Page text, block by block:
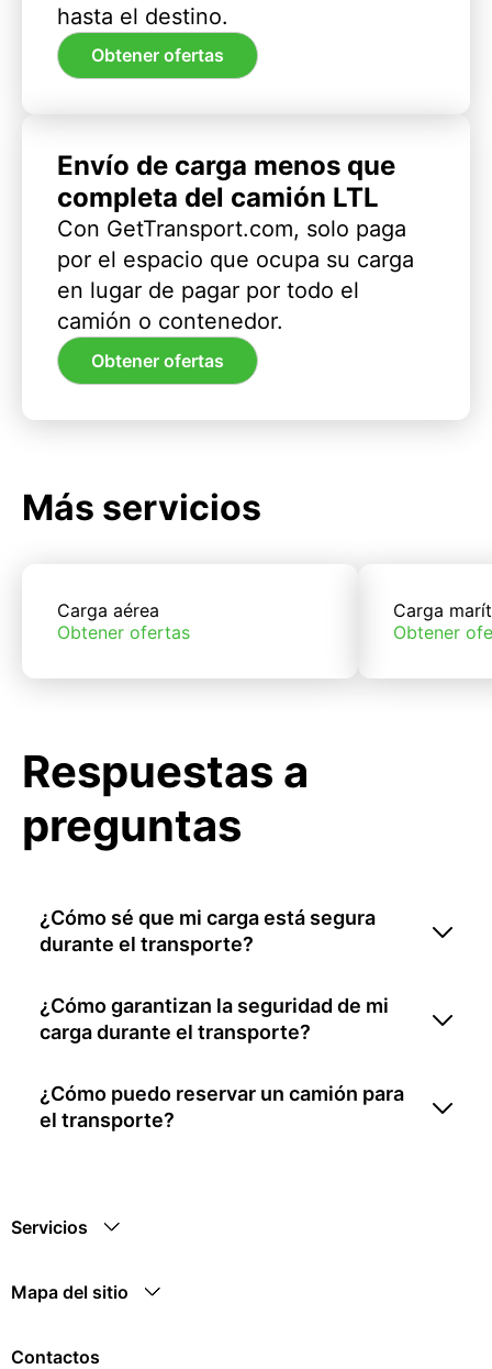
hasta el destino.
Obtener ofertas
Envío de carga menos que
completa del camión LTL
Con GetTransport.com, solo paga
por el espacio que ocupa su carga
en lugar de pagar por todo el
camión o contenedor.
Obtener ofertas
Más servicios
Carga aérea
Obtener ofertas
Carga
Obtener
Respuestas a
preguntas
¿Cómo sé que mi carga está segura
durante el transporte?
¿Cómo garantizan la seguridad de mi
carga durante el transporte?
¿Cómo puedo reservar un camión para
el transporte?
Servicios
Mapa del sitio
Contactos